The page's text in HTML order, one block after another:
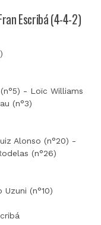
Escribá (4-4-2)
- Loïc Williams
(n°3)
Alonso (n°20) -
(n°26)
(n°10)